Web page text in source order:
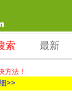
索 最新
方法！
>>